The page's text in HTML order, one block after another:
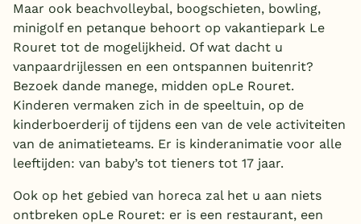
Maar ook beachvolleybal, boogschieten, bowling,
minigolf en petanque behoort op vakantiepark Le
Rouret tot de mogelijkheid. Of wat dacht u
vanpaardrijlessen en een ontspannen buitenrit?
Bezoek dande manege, midden opLe Rouret.
Kinderen vermaken zich in de speeltuin, op de
kinderboerderij of tijdens een van de vele activiteiten
van de animatieteams. Er is kinderanimatie voor alle
leeftijden: van baby’s tot tieners tot 17 jaar.
Ook op het gebied van horeca zal het u aan niets
ontbreken opLe Rouret: er is een restaurant, een